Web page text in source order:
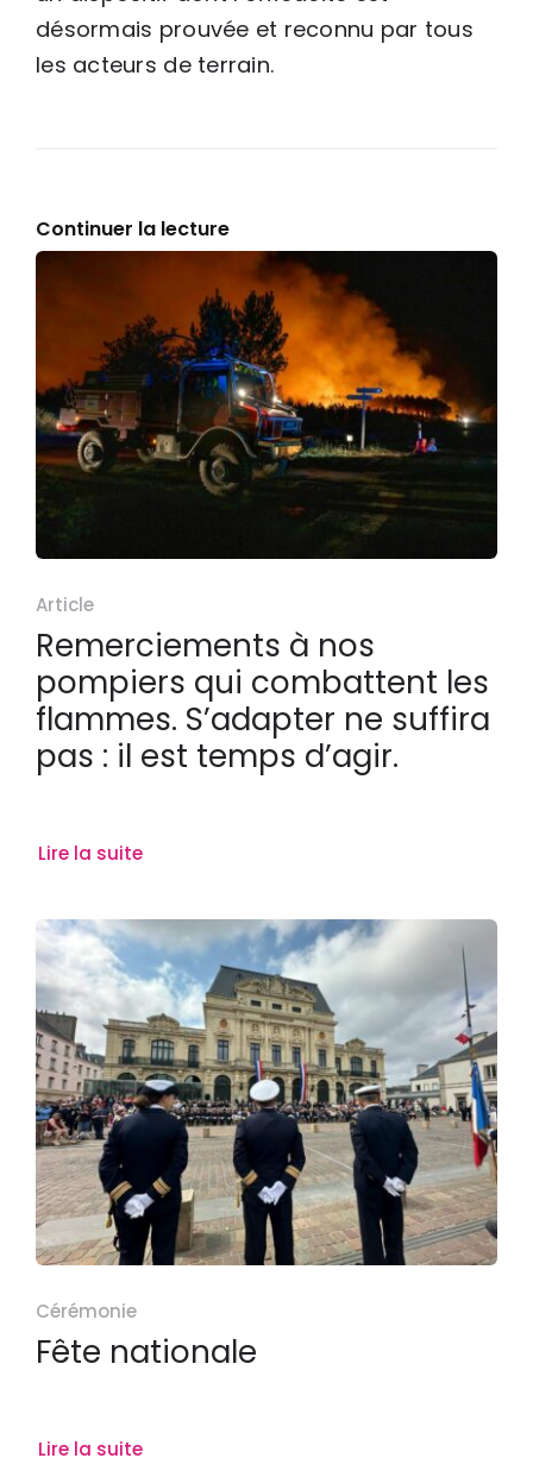
désormais prouvée et reconnu par tous
les acteurs de terrain.
Continuer la lecture
Article
Remerciements à nos
pompiers qui combattent les
flammes. S’adapter ne suffira
pas : il est temps d’agir.
Lire la suite
Cérémonie
Fête nationale
Lire la suite